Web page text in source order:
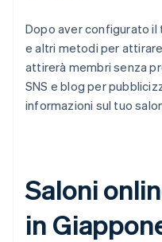
Dopo aver configurato il
e altri metodi per
attirerà membri senza
SNS e blog per
informazioni sul tuo
Saloni
in